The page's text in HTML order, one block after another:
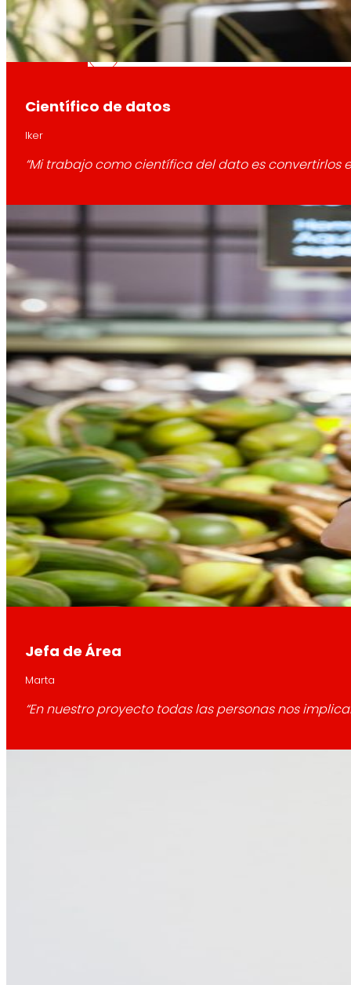
Latecnologíaquenos mueve
La l+D+i impulsa nuestra transformación,
Venture Program
De las ideas a la acción, nuestro programa
Retail Media
Exploramos nuevas formas de conectar
Memorias
ES EU CA
Científico de datos
Iker
“Mi trabajo como científica del dato es
Jefa de Área
Marta
“En nuestro proyecto todas las personas nos